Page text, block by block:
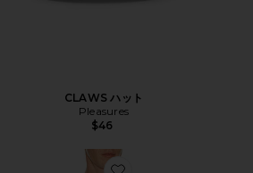
CLAWS ハット
Pleasures
$46